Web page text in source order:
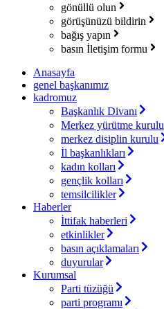
gönüllü olun
görüşünüzü bildirin
bağış yapın
basın İletişim formu
Anasayfa
genel başkanımız
kadromuz
Başkanlık Divanı
Merkez yürütme kurulu
merkez disiplin kurulu
İl başkanlıkları
kadın kolları
gençlik kolları
temsilcilikler
Haberler
İttifak haberleri
etkinlikler
basın açıklamaları
duyurular
Kurumsal
Parti tüzüğü
parti programı